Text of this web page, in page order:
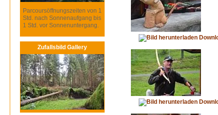
Parcoursöffnungszeiten von 1
Std. nach Sonnenaufgang bis
1 Std. vor Sonnenuntergang.
Zufallsbild Gallery